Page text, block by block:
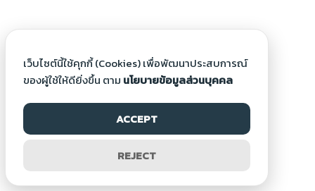
เว็บไซต์นี้ใช้คุกกี้ (Cookies) เพื่อพัฒนาประสบการณ์
ของผู้ใช้ให้ดียิ่งขึ้น ตาม นโยบายข้อมูลส่วนบุคคล
ACCEPT
REJECT